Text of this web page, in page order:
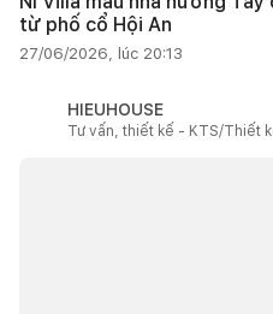
từ phố cổ Hội An
27/06/2026, lúc 20:13
HIEUHOUSE
Tư vấn, thiết kế - KTS/Thiết